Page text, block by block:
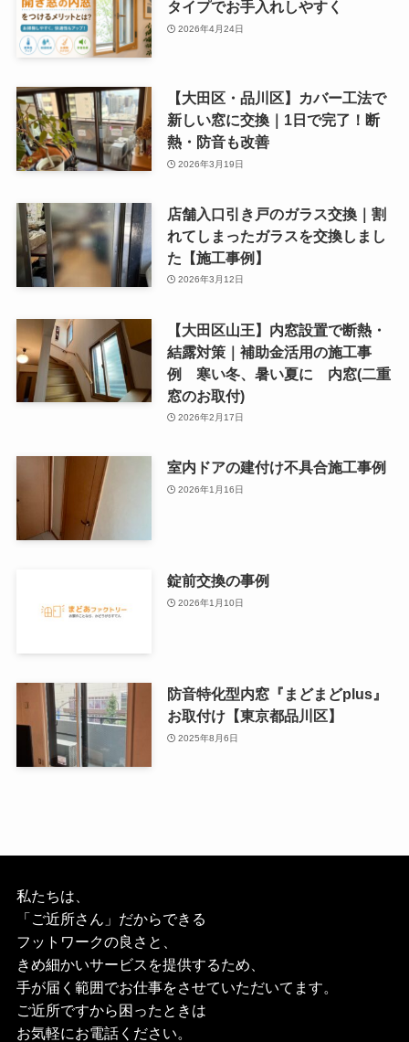
タイプでお手入れしやすく
2026年4月24日
【大田区・品川区】カバー工法で
新しい窓に交換｜1日で完了！断
熱・防音も改善
2026年3月19日
店舗入口引き戸のガラス交換｜割
れてしまったガラスを交換しまし
た【施工事例】
2026年3月12日
【大田区山王】内窓設置で断熱・
結露対策｜補助金活用の施工事
例 寒い冬、暑い夏に 内窓(二重
窓のお取付)
2026年2月17日
室内ドアの建付け不具合施工事例
2026年1月16日
錠前交換の事例
2026年1月10日
防音特化型内窓『まどまどplus』
お取付け【東京都品川区】
2025年8月6日
私たちは、
「ご近所さん」だからできる
フットワークの良さと、
きめ細かいサービスを提供するため、
手が届く範囲でお仕事をさせていただいてます。
ご近所ですから困ったときは
お気軽にお電話ください。